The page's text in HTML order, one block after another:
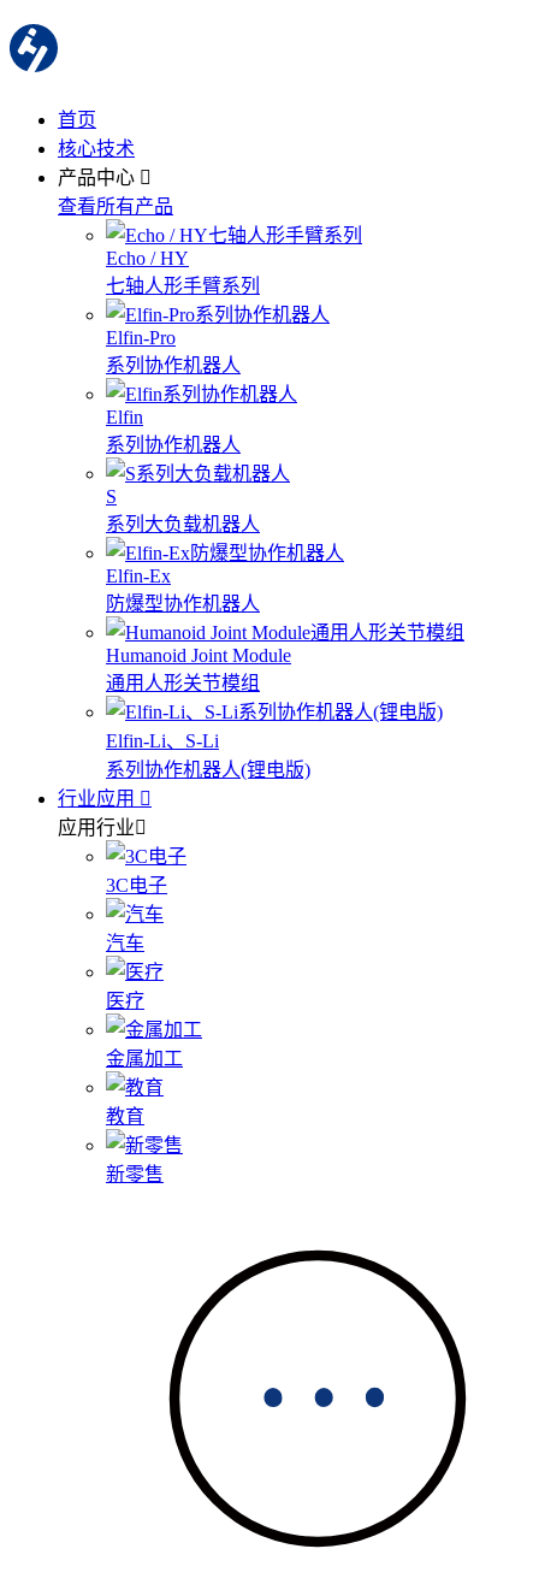
首页
核心技术
产品中心
查看所有产品
Echo / HY
七轴人形手臂系列
Elfin-Pro
系列协作机器人
Elfin
系列协作机器人
S
系列大负载机器人
Elfin-Ex
防爆型协作机器人
Humanoid Joint Module
通用人形关节模组
Elfin-Li、S-Li
系列协作机器人(锂电版)
行业应用
应用行业
3C电子
汽车
医疗
金属加工
教育
新零售